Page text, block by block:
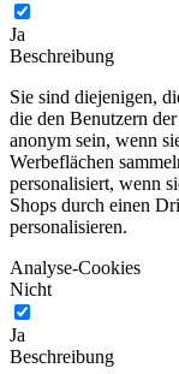
Ja
Beschreibung
Sie sind diejenigen,
die den Benutzern
anonym sein, wenn
Werbeflächen
personalisiert, wenn
Shops durch einen
personalisieren.
Analyse-Cookies
Nicht
Ja
Beschreibung